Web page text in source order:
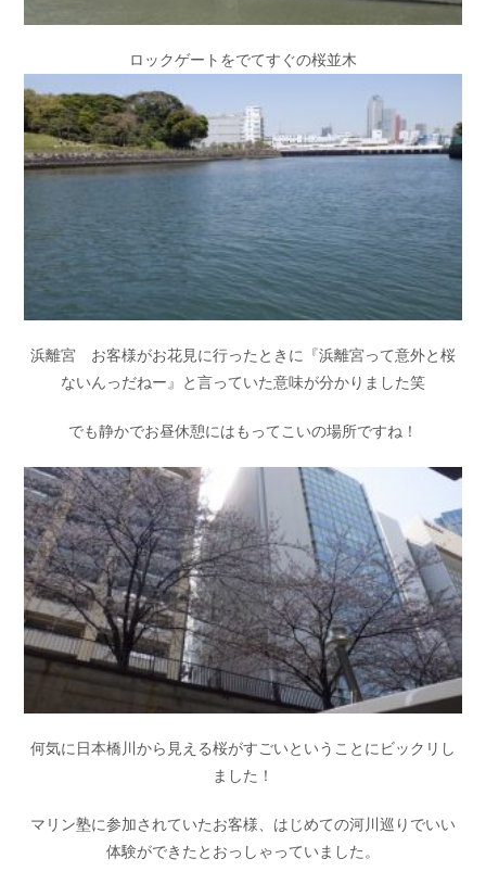
ロックゲートをでてすぐの桜並木
浜離宮 お客様がお花見に行ったときに『浜離宮って意外と桜
ないんっだねー』と言っていた意味が分かりました笑
でも静かでお昼休憩にはもってこいの場所ですね！
何気に日本橋川から見える桜がすごいということにビックリし
ました！
マリン塾に参加されていたお客様、はじめての河川巡りでいい
体験ができたとおっしゃっていました。